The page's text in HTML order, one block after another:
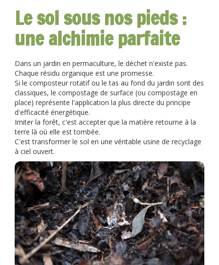
Le sol sous nos pieds :
une alchimie parfaite
Dans un jardin en permaculture, le déchet n'existe pas.
Chaque résidu organique est une promesse.
Si le composteur rotatif ou le tas au fond du jardin sont des
classiques, le compostage de surface (ou compostage en
place) représente l'application la plus directe du principe
d'efficacité énergétique.
Imiter la forêt, c'est accepter que la matière retourne à la
terre là où elle est tombée.
C'est transformer le sol en une véritable usine de recyclage
à ciel ouvert.